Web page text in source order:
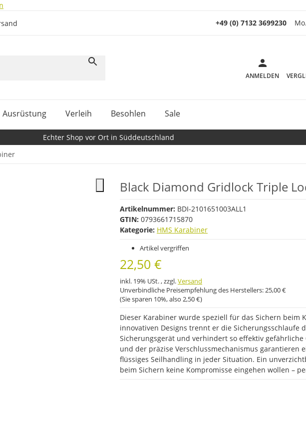
+49 (0) 7132 3699230
ANMELDEN
Ausrüstung Verleih Besohlen Sale
Echter Shop vor Ort in Süddeutschland
Black Diamond Gridlock Triple
Artikelnummer: BDI-2101651003ALL1
GTIN: 0793661715870
Kategorie: HMS Karabiner
Artikel vergriffen
22,50 €
inkl. 19% USt. , zzgl.Versand
Unverbindliche Preisempfehlung des Herstellers: 25,00 €
(Sie sparen 10%, also 2,50 €)
Dieser Karabiner wurde speziell für das Sichern beim
innovativen Designs trennt er die Sicherungsschlaufe
Sicherungsgerät und verhindert so effektiv
und der präzise Verschlussmechanismus garantieren
flüssiges Seilhandling in jeder Situation. Ein
beim Sichern keine Kompromisse eingehen wollen –